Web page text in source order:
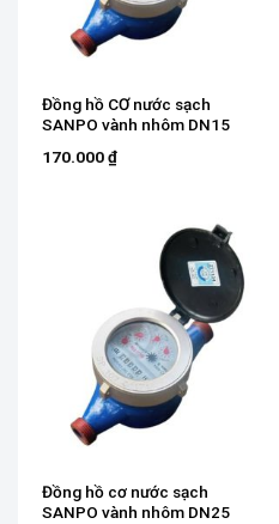
Đồng hồ CƠ nước sạch
SANPO vành nhôm DN15
170.000₫
Đồng hồ cơ nước sạch
SANPO vành nhôm DN25